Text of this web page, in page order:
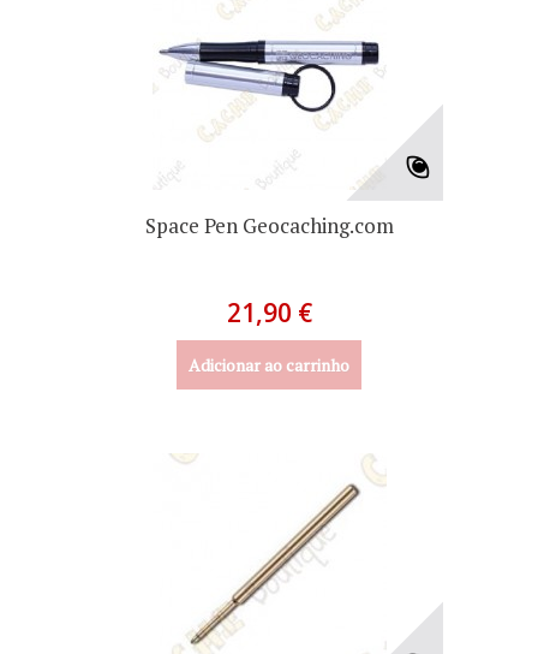
Space Pen Geocaching.com
21,90 €
Adicionar ao carrinho